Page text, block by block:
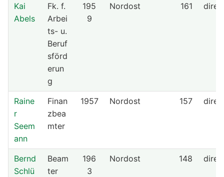
Kai
Abels
Fk. f.
Arbei
ts- u.
Beruf
sförd
erun
g
195
9
Nordost 161
Raine
r
Seem
ann
Finan
zbea
mter
1957 Nordost 157
Bernd
Schlü
Beam
ter
196
3
Nordost 148